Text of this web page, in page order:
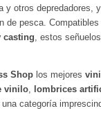
y otros depredadores,
de pesca.
casting, estos
Shop los mejores
vinilo, lombrices
una categoría